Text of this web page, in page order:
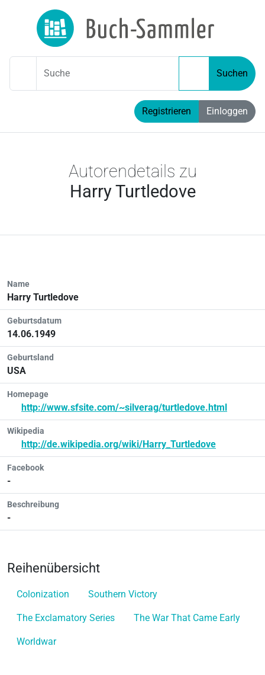
Suche Suchen
Registrieren Einloggen
Autorendetails zu
Harry Turtledove
Name
Harry Turtledove
Geburtsdatum
14.06.1949
Geburtsland
USA
Homepage
http://www.sfsite.com/~silverag/turtledove.html
Wikipedia
http://de.wikipedia.org/wiki/Harry_Turtledove
Facebook
-
Beschreibung
-
Reihenübersicht
Colonization Southern Victory
The Exclamatory Series The War That Came Early
Worldwar